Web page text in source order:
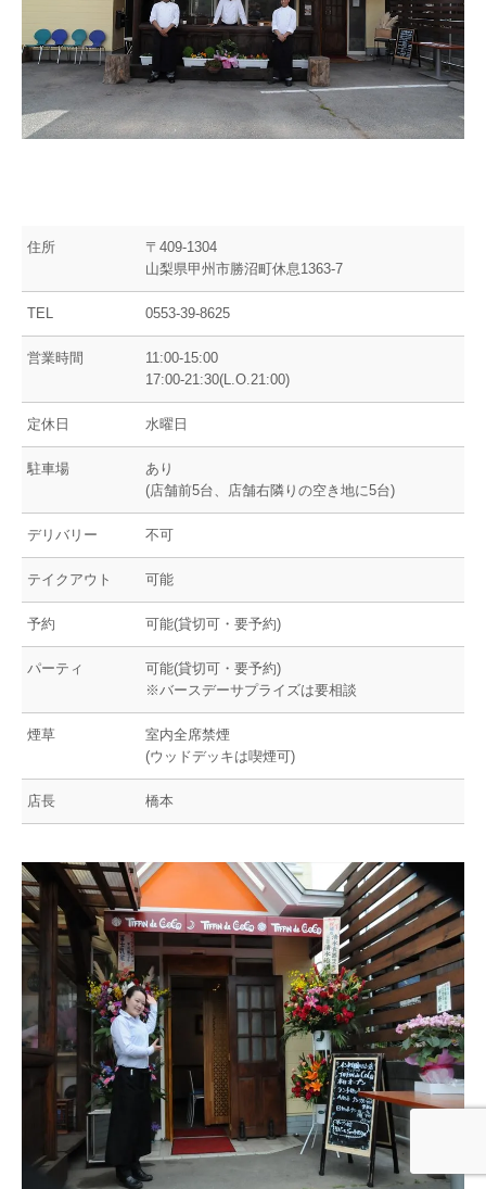
住所
〒409-1304
山梨県甲州市勝沼町休息1363-7
TEL 0553-39-8625
営業時間
11:00-15:00
17:00-21:30(L.O.21:00)
定休日 水曜日
駐車場
あり
(店舗前5台、店舗右隣りの空き地に5台)
デリバリー 不可
テイクアウト 可能
予約 可能(貸切可・要予約)
パーティ
可能(貸切可・要予約)
※バースデーサプライズは要相談
煙草
室内全席禁煙
(ウッドデッキは喫煙可)
店長 橋本